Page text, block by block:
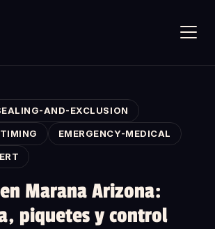
AND-EXCLUSION
EMERGENCY-MEDICAL
Marana Arizona:
piquetes y control